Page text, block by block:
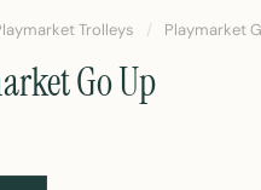
Trolleys / Playmarket
Go Up